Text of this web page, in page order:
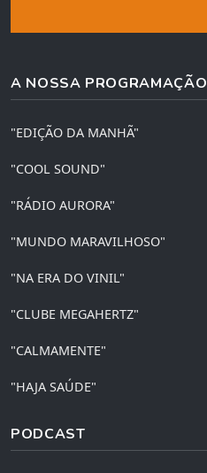
A NOSSA PROGRAMAÇÃO
"EDIÇÃO DA MANHÃ"
"COOL SOUND"
"RÁDIO AURORA"
"MUNDO MARAVILHOSO"
"NA ERA DO VINIL"
"CLUBE MEGAHERTZ"
"CALMAMENTE"
"HAJA SAÚDE"
PODCAST